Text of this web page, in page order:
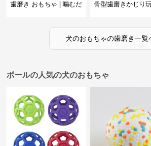
歯磨き おもちゃ | 噛むだ
骨型歯磨きかじり
犬のおもちゃの歯磨き一覧
ボールの人気の犬のおもちゃ